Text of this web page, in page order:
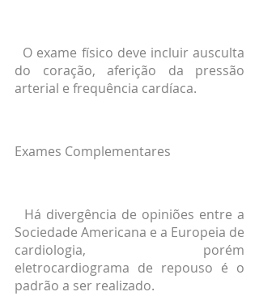
do coração, aferição da pressão
arterial e frequência cardíaca.
Exames Complementares
Sociedade Americana e a Europeia de
cardiologia, porém
eletrocardiograma de repouso é o
padrão a ser realizado.